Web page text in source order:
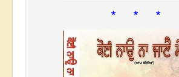
* * *